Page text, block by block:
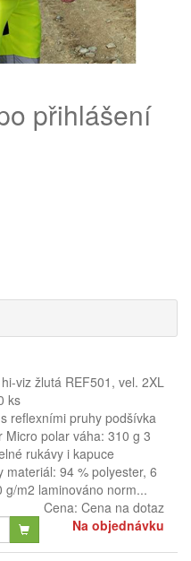
přihlášení
viz žlutá REF501, vel. 2XL
ks
reflexními pruhy podšívka
Micro polar váha: 310 g 3
rukávy i kapuce
materiál: 94 % polyester, 6
g/m2 laminováno norm...
Cena: Cena na dotaz
Na objednávku